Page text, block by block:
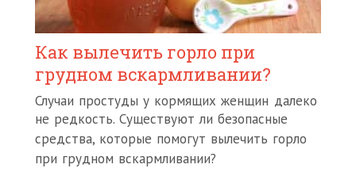
Как вылечить горло при
грудном вскармливании?
Случаи простуды у кормящих женщин далеко
не редкость.Существуют ли безопасные
средства, которые помогут вылечить горло
при грудном вскармливании?